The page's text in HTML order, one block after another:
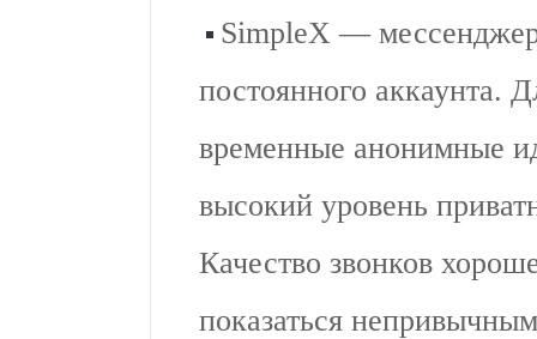
SimpleX —
постоянного аккаунта.
временные анонимные
высокий уровень
Качество звонков
показаться